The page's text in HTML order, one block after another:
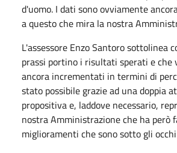
d'uomo. I dati sono ovviamente
a questo che mira la nostra
L'assessore Enzo Santoro sottolinea
prassi portino i risultati sperati e che
ancora incrementati in termini di
stato possibile grazie ad una doppia
propositiva e, laddove necessario,
nostra Amministrazione che ha però
miglioramenti che sono sotto gli